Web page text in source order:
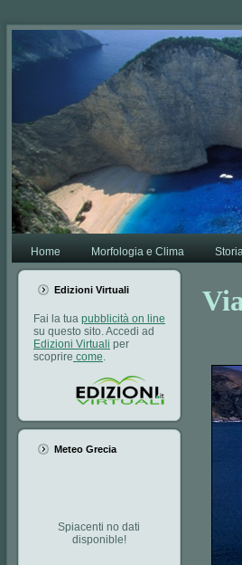
Home Morfologia e Clima
Edizioni Virtuali
Fai la tua pubblicità on line
su questo sito. Accedi ad
Edizioni Virtuali per
scoprire come.
Meteo Grecia
Spiacenti no dati
disponible!